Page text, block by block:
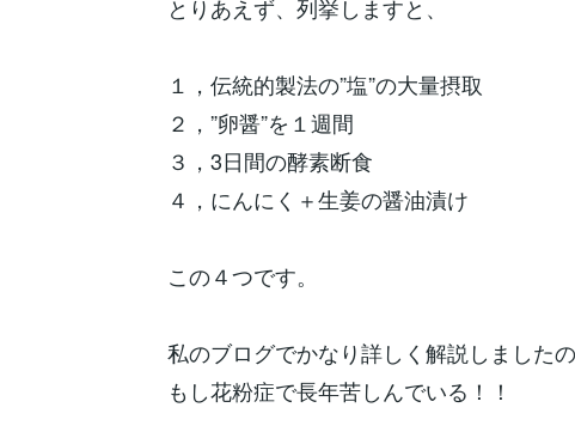
とりあえず、列挙しますと、
１，伝統的製法の”塩”の大量摂取
２，”卵醤”を１週間
３，3日間の酵素断食
４，にんにく＋生姜の醤油漬け
この４つです。
私のブログでかなり詳しく解説しましたの
もし花粉症で長年苦しんでいる！！